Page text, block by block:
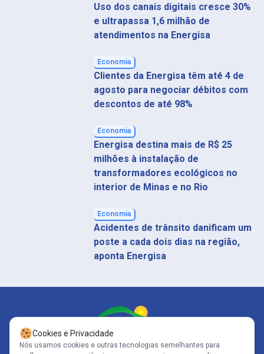
Uso dos canais digitais cresce 30%
e ultrapassa 1,6 milhão de
atendimentos na Energisa
Economia
Clientes da Energisa têm até 4 de
agosto para negociar débitos com
descontos de até 98%
Economia
Energisa destina mais de R$ 25
milhões à instalação de
transformadores ecológicos no
interior de Minas e no Rio
Economia
Acidentes de trânsito danificam um
poste a cada dois dias na região,
aponta Energisa
Cookies e Privacidade
Nós usamos cookies e outras tecnologias semelhantes para